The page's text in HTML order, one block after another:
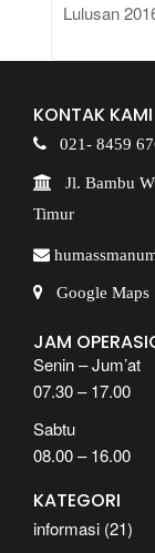
Lulusan
KONTAK KAMI
021- 8459
Jl. Bambu
Timur
Google Maps
JAM
Senin – Jum’at
07.30 – 17.00
Sabtu
08.00 – 16.00
KATEGORI
informasi (21)